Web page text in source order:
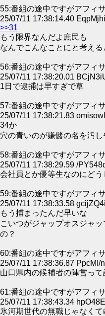
55:番組の途中ですがアフィ
25/07/11 17:38:14.40
>>31
もう限界なんだよ庶民も
なんでこんなことにと考える
56:番組の途中ですがアフィ
25/07/11 17:38:20.01
1日で逮捕は早すぎで草
57:番組の途中ですがアフィ
25/07/11 17:38:21.83
34か
穴の青いのが嫌儲の名を汚し
58:番組の途中ですがアフィ
25/07/11 17:38:29.59 /
会社員とか優等生なのにどう
59:番組の途中ですがアフィ
25/07/11 17:38:33.58
もう捕まったんだ早いな
こいつがジャップオスジャ
の？
60:番組の途中ですがアフィ
25/07/11 17:38:36.87 PpcMI/
山口県内の候補者の陣営って
61:番組の途中ですがアフィ
25/07/11 17:38:43.34
氷河期世代の無職じゃなく